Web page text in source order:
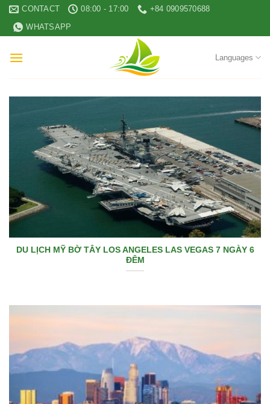
Skip
content
CONTACT 08:00 - 17:00
+84 0909570688
WHATSAPP
Languages
DU LỊCH MỸ BỜ TÂY LOS ANGELES LAS VEGAS 7 NGÀY 6
ĐÊM